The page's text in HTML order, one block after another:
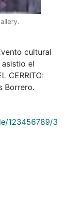
cultural
asistio el
CERRITO:
Borrero.
123456789/3